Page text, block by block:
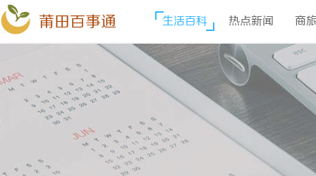
莆田百事通 生活百科 热点新闻 商